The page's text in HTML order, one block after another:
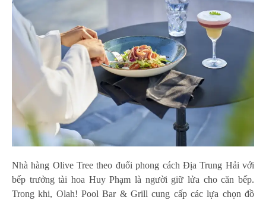
Nhà hàng Olive Tree theo đuổi phong cách Địa Trung Hải với
bếp trưởng tài hoa Huy Phạm là người giữ lửa cho căn bếp.
Trong khi, Olah! Pool Bar & Grill cung cấp các lựa chọn đồ